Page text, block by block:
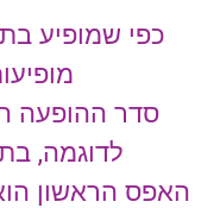
סדר ההופעה
לדוגמה,
האפס הראשון